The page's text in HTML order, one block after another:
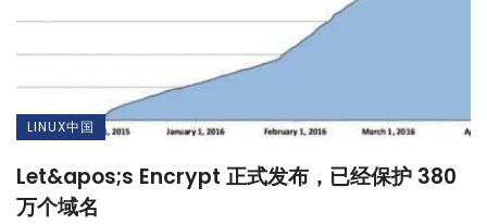
LINUX中国
Let&apos;s Encrypt 正式发布，已经保护 380
万个域名